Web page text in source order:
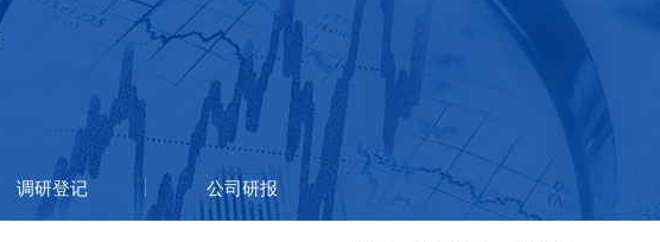
调研登记 公司研报